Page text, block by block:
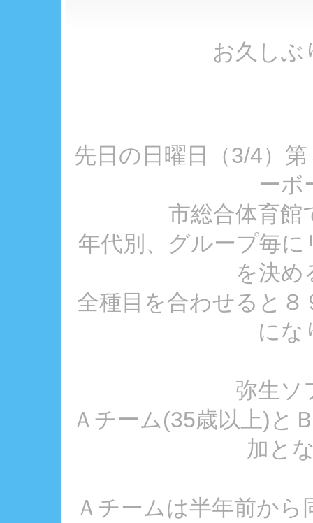
お久しぶ
先日の日曜日（3/4）
ーボ
市総合体育館
年代別、グループ毎に
を決め
全種目を合わせると
にな
弥生ソ
Ａチーム(35歳以上)と
加と
Ａチームは半年前か